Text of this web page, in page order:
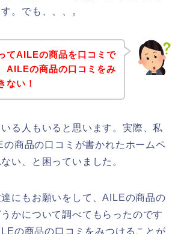
。でも、、、。
てAILEの商品を口コミで
AILEの商品の口コミをみ
ない！
る人もいると思います。実際、私
商品の口コミが書かれたホームペ
い、と困っていました。
にもお願いをして、AILEの商品の
かについて調べてもらったのです
の商品の口コミをみつけることが